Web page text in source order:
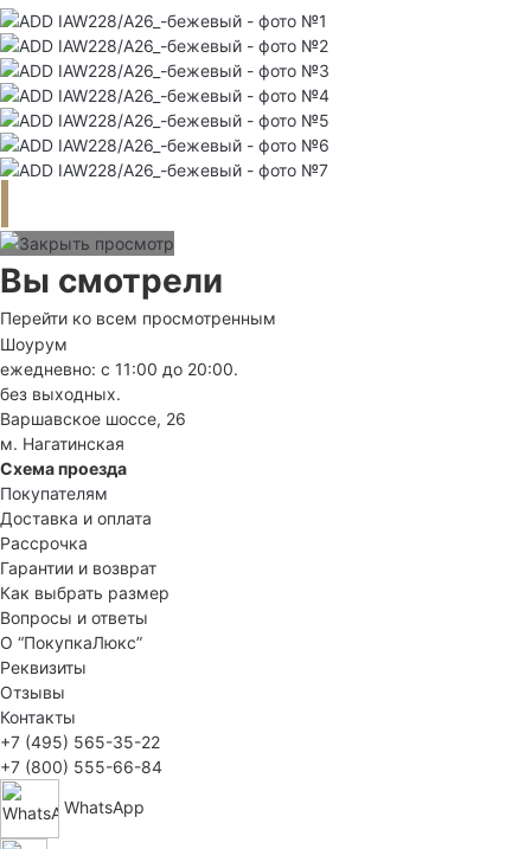
Вы смотрели
Перейти ко всем просмотренным
Шоурум
ежедневно: с 11:00 до 20:00.
без выходных.
Варшавское шоссе, 26
м. Нагатинская
Схема проезда
Покупателям
Доставка и оплата
Рассрочка
Гарантии и возврат
Как выбрать размер
Вопросы и ответы
О “ПокупкаЛюкс”
Реквизиты
Отзывы
Контакты
+7 (495) 565-35-22
+7 (800) 555-66-84
WhatsApp